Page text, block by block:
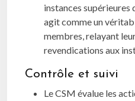
instances supérieures
agit comme un
membres, relayant
revendications aux
Contrôle et suivi
Le CSM évalue les